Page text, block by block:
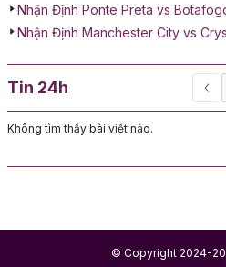
Nhận Định Ponte Preta vs
Đỉnh Cao Chiến Thuật
Nhận Định Manchester City vs
Tin 24h
Không tìm thấy bài viết nào.
© Copyright 2024-